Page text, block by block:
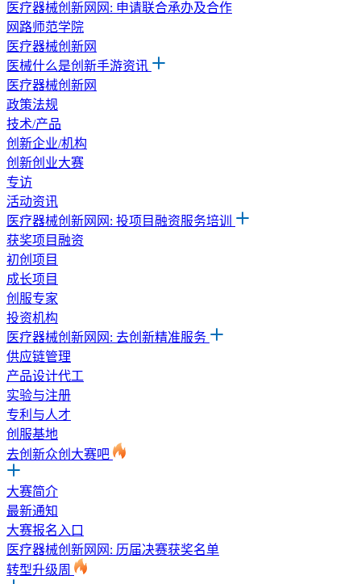
医疗器械创新网网: 申请联合承办及合作
网路师范学院
医疗器械创新网
医械什么是创新手游资讯
医疗器械创新网
政策法规
技术/产品
创新企业/机构
创新创业大赛
专访
活动资讯
医疗器械创新网网: 投项目融资服务培训
获奖项目融资
初创项目
成长项目
创服专家
投资机构
医疗器械创新网网: 去创新精准服务
供应链管理
产品设计代工
实验与注册
专利与人才
创服基地
去创新众创大赛吧
大赛简介
最新通知
大赛报名入口
医疗器械创新网网: 历届决赛获奖名单
转型升级周